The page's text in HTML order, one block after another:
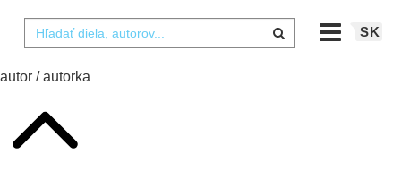
SK
autor / autorka